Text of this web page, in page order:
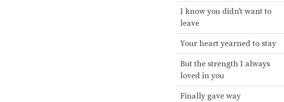
I know you didn't want to
leave
Your heart yearned to stay
But the strength I always
loved in you
Finally gave way